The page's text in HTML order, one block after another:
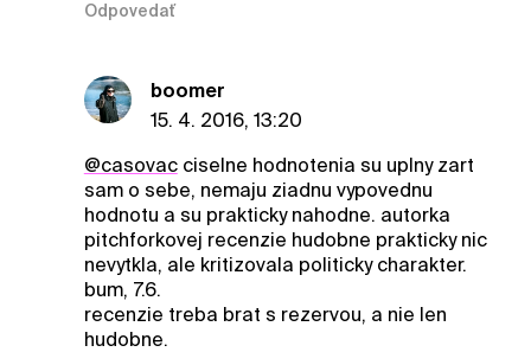
Odpovedať
boomer
15. 4. 2016, 13:20
@casovacciselne hodnotenia su uplny zart
sam o sebe, nemaju ziadnu vypovednu
hodnotu a su prakticky nahodne. autorka
pitchforkovej recenzie hudobne prakticky nic
nevytkla, ale kritizovala politicky charakter.
bum, 7.6.
recenzie treba brat s rezervou, a nie len
hudobne.